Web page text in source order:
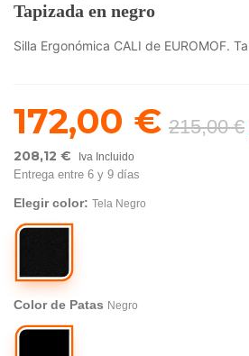
Tapizada en negro
Silla Ergonómica CALI de EUROMOF.
172,00 € 215,00 €
208,12 € Iva Incluido
Entrega entre 6 y 9 días
Elegir color: Tela Negro
Tela
Color de Patas Negro
Negro